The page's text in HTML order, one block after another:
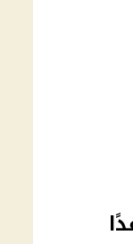
غدًا